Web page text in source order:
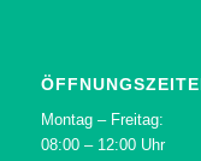
Montag – Freitag:
08:00 – 12:00 Uhr